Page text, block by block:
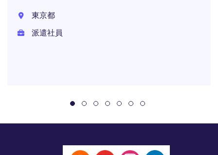
東京都
派遣社員